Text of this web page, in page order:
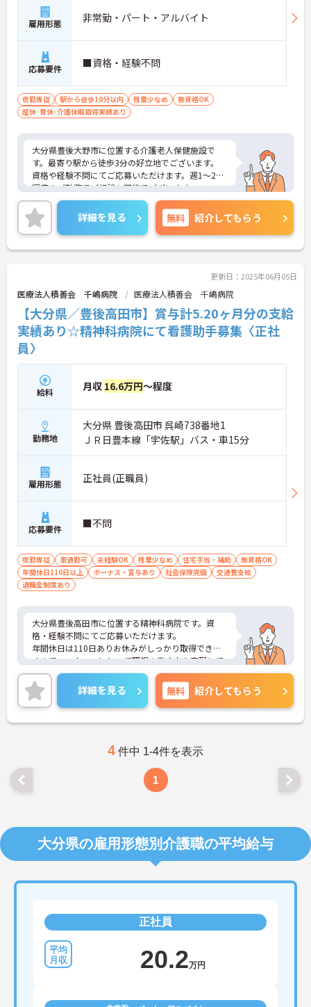
雇用形態 非常勤・パート・アルバイト
応募要件 ■資格・経験不問
夜勤専従 駅から徒歩10分以内 残業少なめ
無資格OK
産休･育休･介護休暇取得実績あり
大分県豊後大野市に位置する介護老人保健施設で
す。最寄り駅から徒歩3分の好立地でございます。
資格や経験不問にてご応募いただけます。週1～2日
程度のご勤務でご相談も可能でございます。
ご興味のある方には、面接対策ポイントなど、さら
に詳細をお話しいたしますのでお気軽にご相談くだ
さい！
詳細を見る 無料 紹介してもらう
更新日：2025年06月05日
医療法人積善会 千嶋病院 医療法人積善会 千嶋病院
【大分県／豊後高田市】賞与計5.20ヶ月分の支給
実績あり☆精神科病院にて看護助手募集〈正社
員〉
給料 月収 16.6万円～程度
勤務地
大分県 豊後高田市 呉崎738番地1
ＪＲ日豊本線「宇佐駅」バス・車15分
雇用形態 正社員(正職員)
応募要件 ■不問
夜勤専従 車通勤可 未経験OK 残業少なめ 住宅手当・補助
無資格OK
年間休日110日以上
ボーナス・賞与あり 社会保険完備
交通費支給
退職金制度あり
大分県豊後高田市に位置する精神科病院です。資
格・経験不問にてご応募いただけます。
年間休日は110日ありお休みがしっかり取得できま
すので、スタッフにとって理想の働き方を実現して
います。
賞与は計5.2ヶ月分の支給実績と嬉しい高待遇で、頑
張りが評価されてしっかりと職員に還元されます。
ご興味のある方には、面接対策ポイントなど、さら
に詳細をお話しいたしますのでお気軽にご相談くだ
詳細を見る 無料 紹介してもらう
4 件中 1-4件を表示
1
大分県の雇用形態別介護職の平均給与
正社員
20.2万円